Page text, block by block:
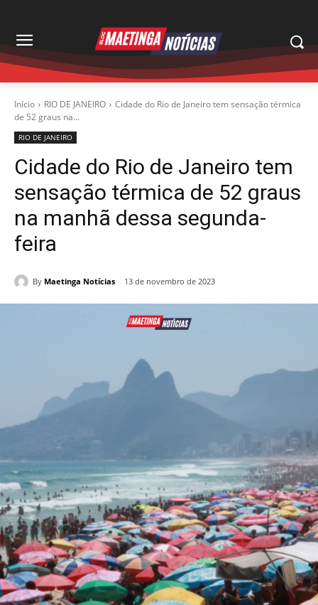
Início RIO DE JANEIRO
Cidade do Rio de Janeiro tem sensação térmica
de 52 graus na...
RIO DE JANEIRO
Cidade do Rio de Janeiro tem
sensação térmica de 52 graus
na manhã dessa segunda-
feira
By Maetinga Notícias 13 de novembro de 2023